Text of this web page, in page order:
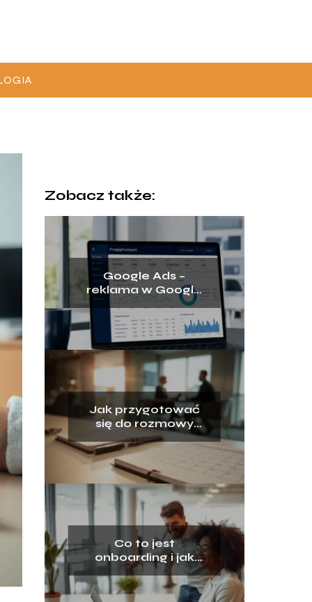
Zobacz także:
Google Ads –
reklama w Google
dla sprzedaży i
rozwoju firmy
Jak przygotować
się do rozmowy
rocznej z
przełożonym?
Co to jest
onboarding i jak
wygląda pierwszy
dzień w nowej
pracy?